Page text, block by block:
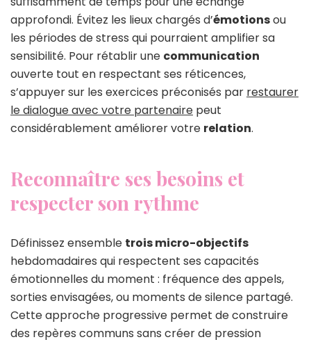
approfondi. Évitez les lieux chargés d’émotionsou
les périodes de stress qui pourraient amplifier sa
sensibilité. Pour rétablir une communication
ouverte tout en respectant ses réticences,
s’appuyer sur les exercices préconisés par restaurer
le dialogue avec votre partenaire peut
considérablement améliorer votre relation.
Reconnaître ses besoins et
respecter son rythme
Définissez ensemble trois micro-objectifs
hebdomadaires qui respectent ses capacités
émotionnelles du moment : fréquence des appels,
sorties envisagées, ou moments de silence partagé.
Cette approche progressive permet de construire
des repères communs sans créer de pression